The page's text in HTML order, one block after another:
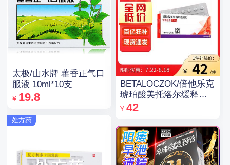
太极/山水牌 藿香正气口
服液 10ml*10支
¥ 19.8
处方药
BETALOCZOK/倍他乐克
琥珀酸美托洛尔缓释片
47.5mg*14片*2板
¥ 42